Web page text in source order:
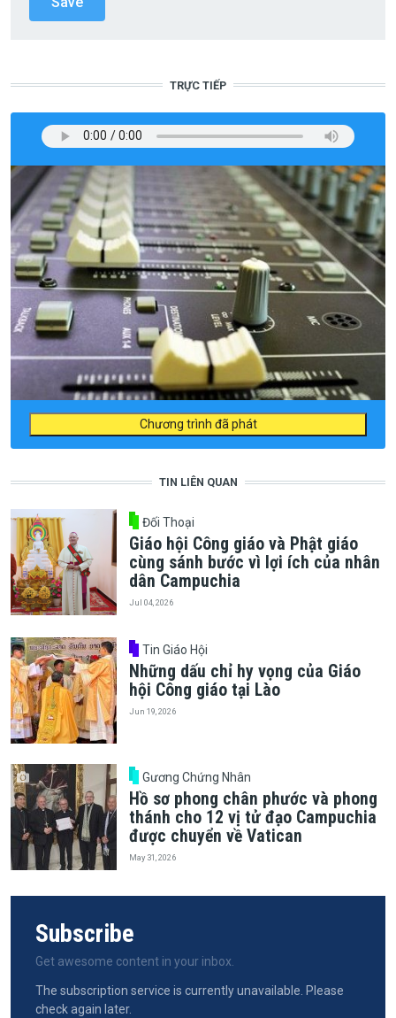
TRỰC TIẾP
Chương trình đã phát
TIN LIÊN QUAN
Đối Thoại
Giáo hội Công giáo và Phật giáo
cùng sánh bước vì lợi ích của nhân
dân Campuchia
Jul 04, 2026
Tin Giáo Hội
Những dấu chỉ hy vọng của Giáo
hội Công giáo tại Lào
Jun 19, 2026
Gương Chứng Nhân
Hồ sơ phong chân phước và phong
thánh cho 12 vị tử đạo Campuchia
được chuyển về Vatican
May 31, 2026
Subscribe
Get awesome content in your inbox.
The subscription service is currently unavailable. Please
check again later.